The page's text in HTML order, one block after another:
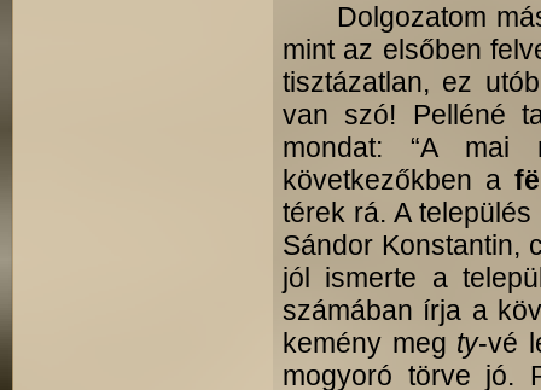
Dolgozatom
mint az elsőben
tisztázatlan, ez
van szó! Pelléné
mondat: “A mai
következőkben a
térek rá. A
Sándor Konstantin,
jól ismerte a
számában írja a
kemény meg ty-vé
mogyoró törve jó.